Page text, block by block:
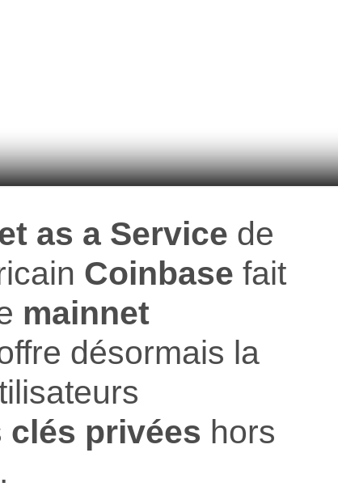
as a Service de
Coinbase fait
mainnet
désormais la
clés privées hors